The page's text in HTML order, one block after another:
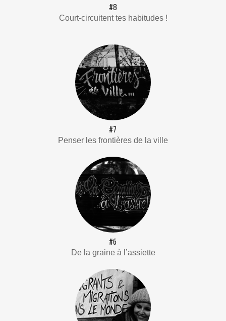
#8
Court-circuitent tes habitudes !
#7
Penser les frontières de la ville
#6
De la graine à l’assiette